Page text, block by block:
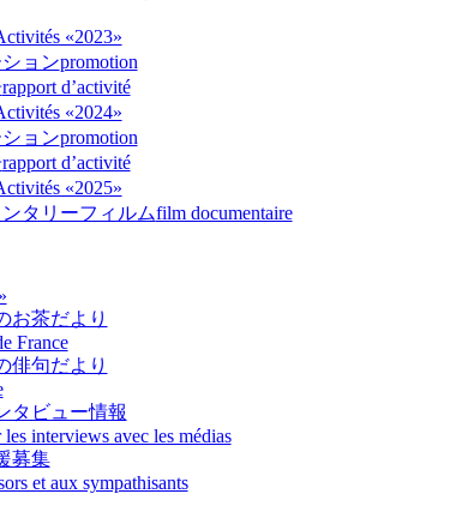
«2023»
ョンpromotion
rapport d’activité
«2024»
ョンpromotion
rapport d’activité
«2025»
ンタリーフィルムfilm documentaire
お茶だより
France
俳句だより
タビュー情報
interviews avec les médias
募集
et aux sympathisants